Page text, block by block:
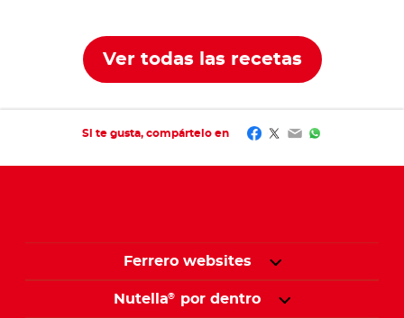
Ver todas las recetas
Si te gusta, compártelo en Facebook
Twitter
EmailWhatsApp
Ferrero websites
Nutella® por dentro